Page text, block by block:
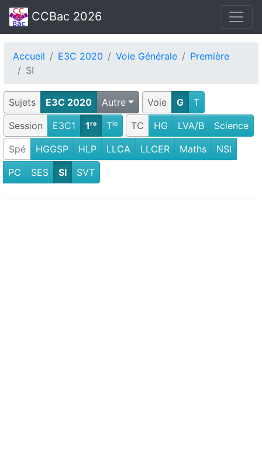
CCBac 2026
Accueil E3C 2020 Voie Générale
Première
SI
Sujets E3C 2020 Autre Voie G
T
Session
E3C1 1ʳᵉ Tˡᵉ TC HG LVA/B
Science
Spé
HGGSP HLP LLCA LLCER Maths
NSI
PC
SES SI SVT